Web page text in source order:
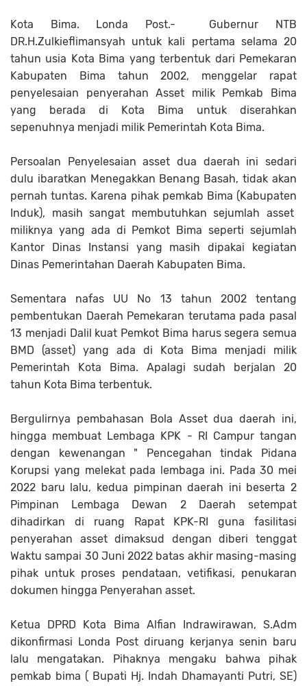
Kota Bima. Londa Post.- Gubernur NTB
DR.H.Zulkieflimansyah untuk kali pertama selama 20
tahun usia Kota Bima yang terbentuk dari Pemekaran
Kabupaten Bima tahun 2002, menggelar rapat
penyelesaian penyerahan Asset milik Pemkab Bima
yang berada di Kota Bima untuk diserahkan
sepenuhnya menjadi milik Pemerintah Kota Bima.
Persoalan Penyelesaian asset dua daerah ini sedari
dulu ibaratkan Menegakkan Benang Basah, tidak akan
pernah tuntas. Karena pihak pemkab Bima (Kabupaten
Induk), masih sangat membutuhkan sejumlah asset
miliknya yang ada di Pemkot Bima seperti sejumlah
Kantor Dinas Instansi yang masih dipakai kegiatan
Dinas Pemerintahan Daerah Kabupaten Bima.
Sementara nafas UU No 13 tahun 2002 tentang
pembentukan Daerah Pemekaran terutama pada pasal
13 menjadi Dalil kuat Pemkot Bima harus segera semua
BMD (asset) yang ada di Kota Bima menjadi milik
Pemerintah Kota Bima. Apalagi sudah berjalan 20
tahun Kota Bima terbentuk.
Bergulirnya pembahasan Bola Asset dua daerah ini,
hingga membuat Lembaga KPK - RI Campur tangan
dengan kewenangan " Pencegahan tindak Pidana
Korupsi yang melekat pada lembaga ini. Pada 30 mei
2022 baru lalu, kedua pimpinan daerah ini beserta 2
Pimpinan Lembaga Dewan 2 Daerah setempat
dihadirkan di ruang Rapat KPK-RI guna fasilitasi
penyerahan asset dimaksud dengan diberi tenggat
Waktu sampai 30 Juni 2022 batas akhir masing-masing
pihak untuk proses pendataan, vetifikasi, penukaran
dokumen hingga Penyerahan asset.
Ketua DPRD Kota Bima Alfian Indrawirawan, S.Adm
dikonfirmasi Londa Post diruang kerjanya senin baru
lalu mengatakan. Pihaknya mengaku bahwa pihak
pemkab bima ( Bupati Hj. Indah Dhamayanti Putri, SE)